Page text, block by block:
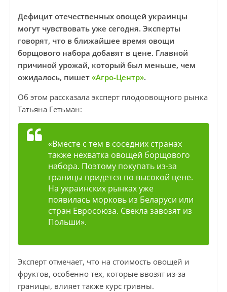
Дефицит отечественных овощей украинцы
могут чувствовать уже сегодня. Эксперты
говорят, что в ближайшее время овощи
борщового набора добавят в цене. Главной
причиной урожай, который был меньше, чем
ожидалось, пишет «Агро-Центр».
Об этом рассказала эксперт плодоовощного рынка
Татьяна Гетьман:
«Вместе с тем в соседних странах
также нехватка овощей борщового
набора. Поэтому покупать из-за
границы придется по высокой цене.
На украинских рынках уже
появилась морковь из Беларуси или
стран Евросоюза. Свекла завозят из
Польши».
Эксперт отмечает, что на стоимость овощей и
фруктов, особенно тех, которые ввозят из-за
границы, влияет также курс гривны.